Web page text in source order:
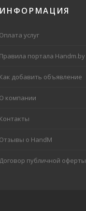
ИНФОРМАЦИЯ
Оплата услуг
Правила портала Handm.by
Как добавить объявление
О компании
Контакты
Отзывы о HandM
Договор публичной оферты